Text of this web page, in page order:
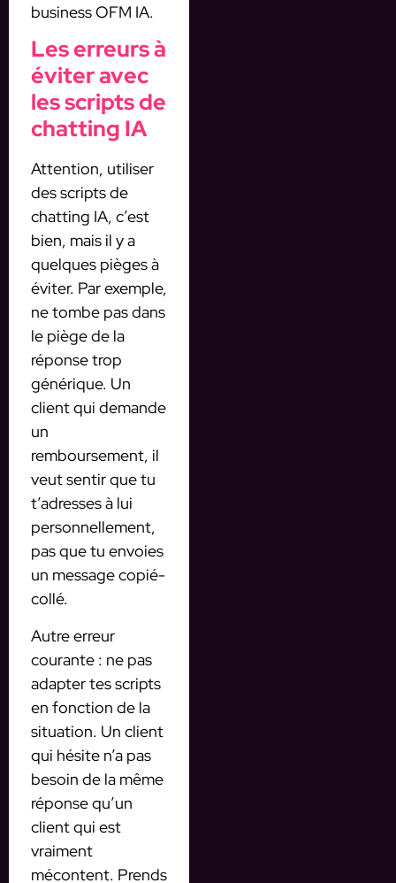
business OFM IA.
Les erreurs à
éviter avec
les scripts de
chatting IA
Attention, utiliser
des scripts de
chatting IA, c’est
bien, mais il y a
quelques pièges à
éviter. Par exemple,
ne tombe pas dans
le piège de la
réponse trop
générique. Un
client qui demande
un
remboursement, il
veut sentir que tu
t’adresses à lui
personnellement,
pas que tu envoies
un message copié-
collé.
Autre erreur
courante : ne pas
adapter tes scripts
en fonction de la
situation. Un client
qui hésite n’a pas
besoin de la même
réponse qu’un
client qui est
vraiment
mécontent. Prends